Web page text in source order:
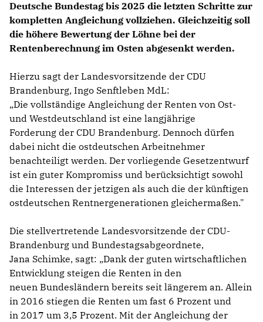
Deutsche Bundestag bis 2025 die letzten Schritte zur
kompletten Angleichung vollziehen. Gleichzeitig soll
die höhere Bewertung der Löhne bei der
Rentenberechnung im Osten abgesenkt werden.
Hierzu sagt der Landesvorsitzende der CDU
Brandenburg, Ingo Senftleben MdL:
Die vollständige Angleichung der Renten von Ost-
und Westdeutschland ist eine langjährige
Forderung der CDU Brandenburg. Dennoch dürfen
dabei nicht die ostdeutschen Arbeitnehmer
benachteiligt werden. Der vorliegende Gesetzentwurf
ist ein guter Kompromiss und berücksichtigt sowohl
die Interessen der jetzigen als auch die der künftigen
ostdeutschen Rentnergenerationen gleichermaßen."
Die stellvertretende Landesvorsitzende der CDU-
Brandenburg und Bundestagsabgeordnete,
Jana Schimke, sagt: „Dank der guten wirtschaftlichen
Entwicklung steigen die Renten in den
neuen Bundesländern bereits seit längerem an. Allein
in 2016 stiegen die Renten um fast 6 Prozent und
in 2017 um 3,5 Prozent. Mit der Angleichung der